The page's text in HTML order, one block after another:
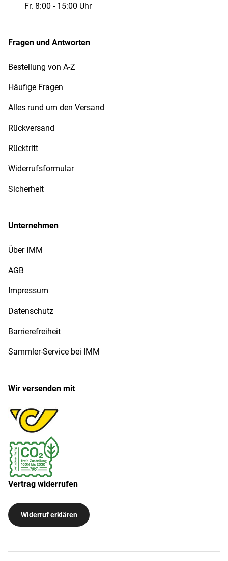
Fr. 8:00 - 15:00 Uhr
Fragen und Antworten
Bestellung von A-Z
Häufige Fragen
Alles rund um den Versand
Rückversand
Rücktritt
Widerrufsformular
Sicherheit
Unternehmen
Über IMM
AGB
Impressum
Datenschutz
Barrierefreiheit
Sammler-Service bei IMM
Wir versenden mit
Vertrag widerrufen
Widerruf erklären